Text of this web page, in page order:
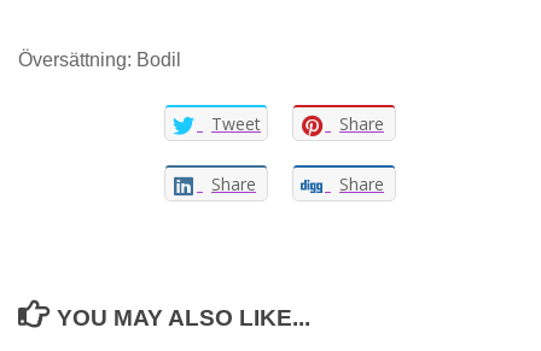
Översättning: Bodil
Tweet Share
Share Share
YOU MAY ALSO LIKE...